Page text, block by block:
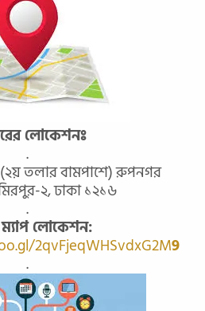
লোকেশনঃ
.
তলার বামপাশে) রুপনগর
২, ঢাকা ১২১৬
.
লোকেশন:
2qvFjeqWHSvdxG2M9
.